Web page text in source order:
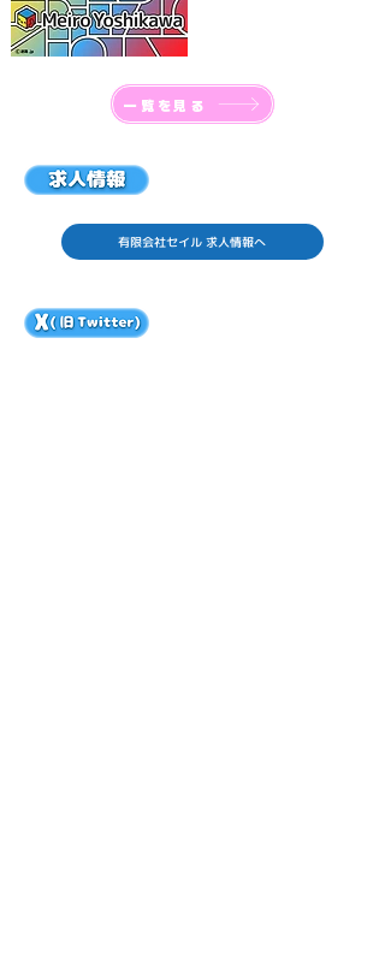
一覧を見る
有限会社セイル 求人情報へ